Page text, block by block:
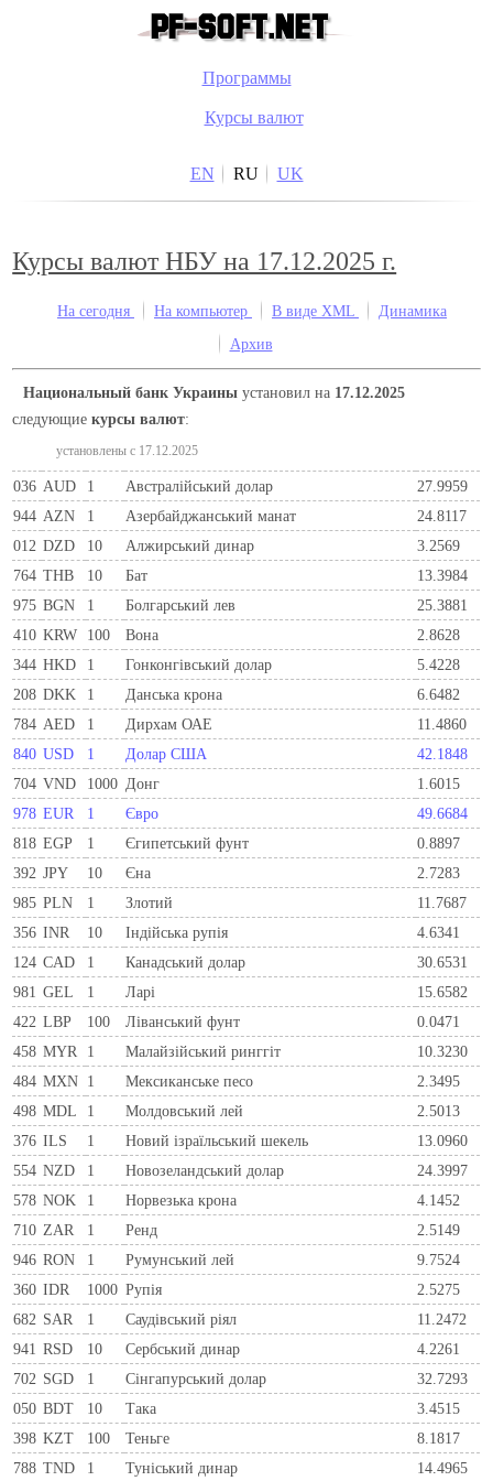
Программы
Курсы валют
EN RU UK
Курсы валют НБУ на 17.12.2025 г.
На сегодня На компьютер В виде XML
Динамика
Архив
Национальный банк Украины установил на 17.12.2025
следующиекурсы валют:
установлены c 17.12.2025
036 AUD 1 Австралійський долар
27.9959
944 AZN 1 Азербайджанський манат
24.8117
012 DZD 10 Алжирський динар
3.2569
764 THB 10 Бат
13.3984
975 BGN 1 Болгарський лев
25.3881
410 KRW 100 Вона
2.8628
344 HKD 1 Гонконгівський долар
5.4228
208 DKK 1 Данська крона
6.6482
784 AED 1 Дирхам ОАЕ
11.4860
840 USD 1 Долар США
42.1848
704 VND 1000 Донг
1.6015
978 EUR 1 Євро
49.6684
818 EGP 1 Єгипетський фунт
0.8897
392 JPY 10 Єна
2.7283
985 PLN 1 Злотий
11.7687
356 INR 10 Індійська рупія
4.6341
124 CAD 1 Канадський долар
30.6531
981 GEL 1 Ларi
15.6582
422 LBP 100 Ліванський фунт
0.0471
458 MYR 1 Малайзійський ринггіт
10.3230
484 MXN 1 Мексиканське песо
2.3495
498 MDL 1 Молдовський лей
2.5013
376 ILS 1 Новий ізраїльський шекель
13.0960
554 NZD 1 Новозеландський долар
24.3997
578 NOK 1 Норвезька крона
4.1452
710 ZAR 1 Ренд
2.5149
946 RON 1 Румунський лей
9.7524
360 IDR 1000 Рупія
2.5275
682 SAR 1 Саудівський ріял
11.2472
941 RSD 10 Сербський динар
4.2261
702 SGD 1 Сінгапурський долар
32.7293
050 BDT 10 Така
3.4515
398 KZT 100 Теньге
8.1817
788 TND 1 Туніський динар 14.4965